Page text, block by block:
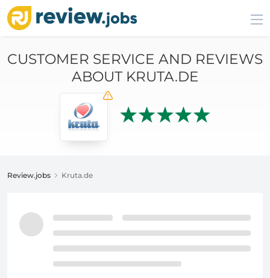
CUSTOMER SERVICE AND REVIEWS
ABOUT KRUTA.DE
Review.jobs Kruta.de